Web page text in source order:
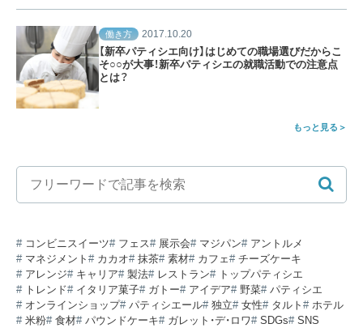
働き方 2017.10.20
【新卒パティシエ向け】はじめての職場選びだからこ
そ○○が大事！新卒パティシエの就職活動での注意点
とは？
もっと見る
コンビニスイーツ フェス 展示会 マジパン
アントルメ
マネジメント
カカオ 抹茶 素材 カフェ
チーズケーキ
アレンジ
キャリア 製法 レストラン
トップパティシエ
トレンド
イタリア菓子 ガトー アイデア 野菜
パティシエ
オンラインショップ
パティシエール 独立 女性 タルト
ホテル
米粉
食材 パウンドケーキ ガレット・デ・ロワ SDGs
SNS